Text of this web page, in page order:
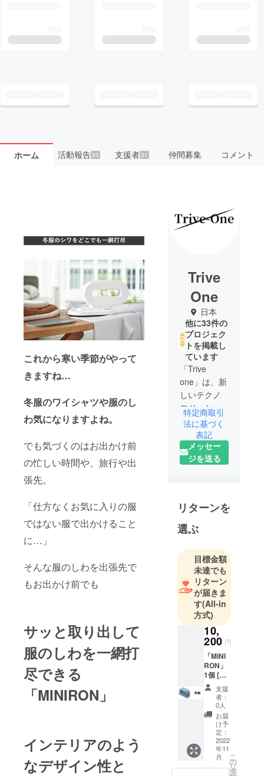
ホーム 活動報告33 支援者31 仲間募集 コメント
これから寒い季節がやって
きますね…
冬服のワイシャツや服のし
わ気になりますよね。
でも気づくのはお出かけ前
の忙しい時間や、旅行や出
張先。
「仕方なくお気に入りの服
ではない服で出かけること
に…」
そんな服のしわを出張先で
もお出かけ前でも
サッと取り出して
服のしわを一網打
尽できる
「MINIRON」
インテリアのよう
なデザイン性と
Trive
One
日本
他に33件の
プロジェク
トを掲載し
ています
「Trive
one」は、新
しいテクノ
ロジーと革
新的な家電
製品の提供
に特化した
新しいス
品、工家電
製品、面白
く便利を追
求するよう
に構成され
ています。
チームの目
標は、高品
質で「便
利」「面白
い」「革新
的」をお客
様の手にを
モットーに
運営してお
ります。是
非私たちの
商品をお楽
しみくださ
い
特定商取引
法に基づく
表記
メッセー
ジを送る
リターンを
選ぶ
目標金額
未達でも
リターン
が届きま
す(All-in
方式)
10,
200 円
「MINI
RON」
1個 [一
般販売
予定価
12,000
（税・
送料
込）の
15％OF
F] 【送
支援
者：
0人
お届
け予
定：
2022
年11
月
こ
の
リ
タ